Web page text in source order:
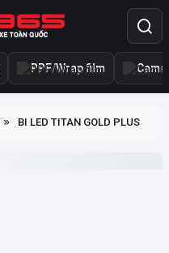
PPF/Wrap film
BI LED TITAN GOLD PLUS